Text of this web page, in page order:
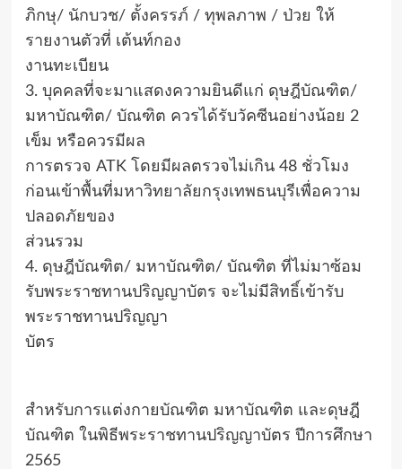
ภิกษุ/ นักบวช/ ตั้งครรภ์ / ทุพลภาพ / ป่วย ให้
รายงานตัวที่ เต้นท์กอง
งานทะเบียน
3. บุคคลที่จะมาแสดงความยินดีแก่ ดุษฎีบัณฑิต/
มหาบัณฑิต/ บัณฑิต ควรได้รับวัคซีนอย่างน้อย 2
เข็ม หรือควรมีผล
การตรวจ ATK โดยมีผลตรวจไม่เกิน 48 ชั่วโมง
ก่อนเข้าพื้นที่มหาวิทยาลัยกรุงเทพธนบุรีเพื่อความ
ปลอดภัยของ
ส่วนรวม
4. ดุษฎีบัณฑิต/ มหาบัณฑิต/ บัณฑิต ที่ไม่มาซ้อม
รับพระราชทานปริญญาบัตร จะไม่มีสิทธิ์เข้ารับ
พระราชทานปริญญา
บัตร
สำหรับการแต่งกายบัณฑิต มหาบัณฑิต และดุษฎี
บัณฑิต ในพิธีพระราชทานปริญญาบัตร ปีการศึกษา
2565